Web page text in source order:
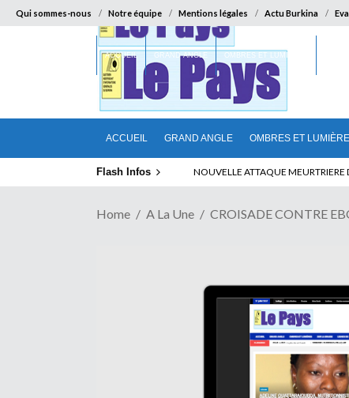
Qui sommes-nous Notre équipe Mentions légales Actu Burkina
ACCUEIL GRAND ANGLE OMBRES ET
ACCUEIL GRAND ANGLE OMBRES ET LUMIÈRES
Flash Infos LA CITE SANS VERTU
Home A La Une CROISADE CONTRE